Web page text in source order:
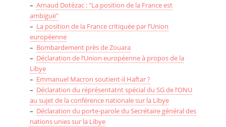
– Arnaud Dotézac : "La position de la France est
ambiguë"
– La position de la France critiquée par l’Union
européenne
– Bombardement près de Zouara
– Déclaration de l’Union européenne à propos de la
Libye
– Emmanuel Macron soutient-il Haftar ?
– Déclaration du réprésentatnt spécial du SG de l’ONU
au sujet de la conférence nationale sur la Libye
– Déclaration du porte-parole du Secrétaire général des
nations unies sur la Libye